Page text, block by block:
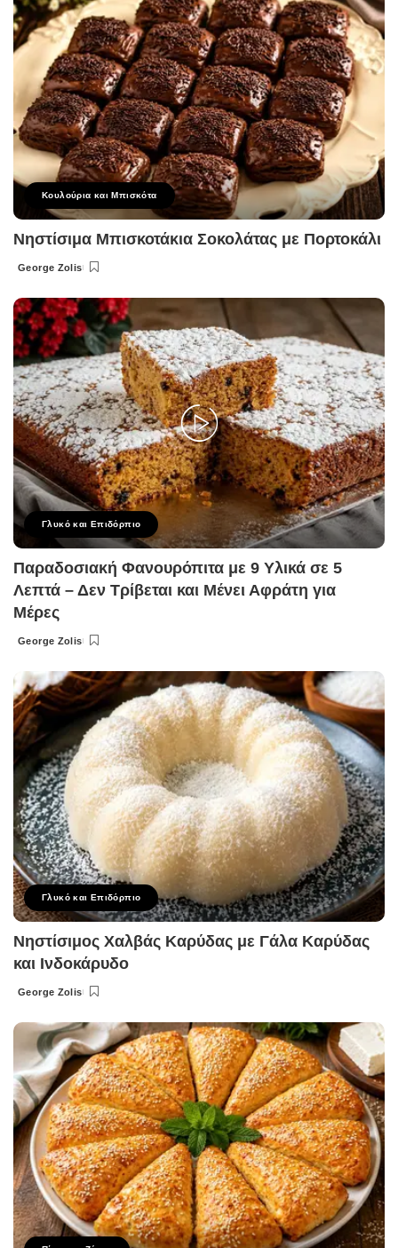
Κουλούρια και Μπισκότα
Νηστίσιμα Μπισκοτάκια Σοκολάτας με Πορτοκάλι
Posted
George Zolis
Γλυκό και Επιδόρπιο
Παραδοσιακή Φανουρόπιτα με 9 Υλικά σε 5
Λεπτά – Δεν Τρίβεται και Μένει Αφράτη για
Μέρες
Posted
George Zolis
Γλυκό και Επιδόρπιο
Νηστίσιμος Χαλβάς Καρύδας με Γάλα Καρύδας
και Ινδοκάρυδο
Posted
George Zolis